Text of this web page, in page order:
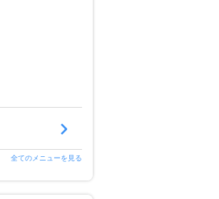
全てのメニューを見る